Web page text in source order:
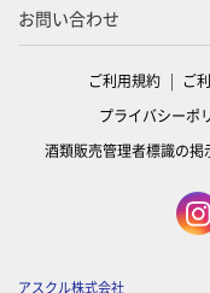
お問い合わせ
ご利用規約 ご
プライバシーポ
酒類販売管理者標識の掲
アスクル株式会社